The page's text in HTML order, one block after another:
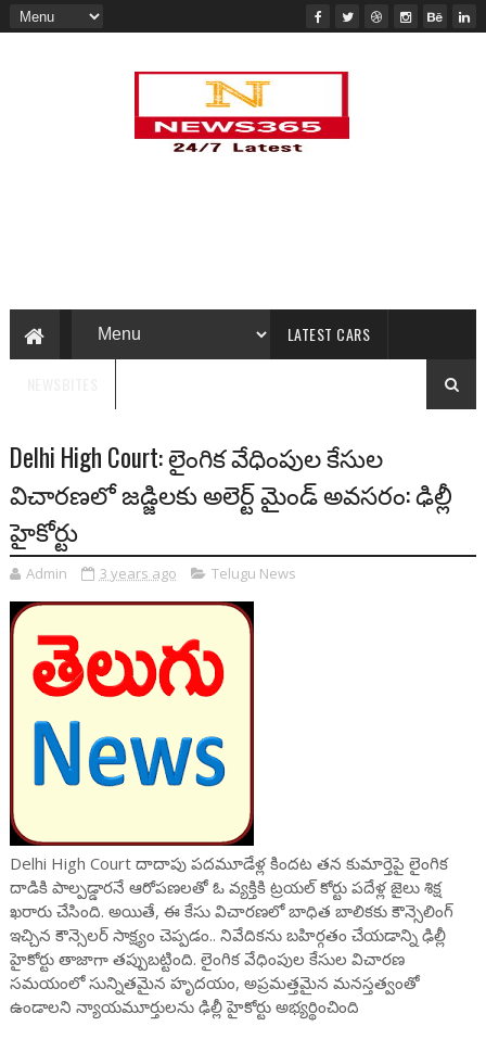
LATEST CARS
Delhi High Court: లైంగిక వేధింపుల కేసుల
విచారణలో జడ్జిలకు అలెర్ట్ మైండ్‌‌ అవసరం: ఢిల్లీ
హైకోర్టు
Admin 3 years ago Telugu News
Delhi High Court దాదాపు పదమూడేళ్ల కిందట తన కుమార్తెపై లైంగిక
దాడికి పాల్పడ్డారనే ఆరోపణలతో ఓ వ్యక్తికి ట్రయల్ కోర్టు పదేళ్ల జైలు శిక్ష
ఖరారు చేసింది. అయితే, ఈ కేసు విచారణలో బాధిత బాలికకు కౌన్సెలింగ్
ఇచ్చిన కౌన్సెలర్‌ సాక్ష్యం చెప్పడం.. నివేదికను బహిర్గతం చేయడాన్ని ఢిల్లీ
హైకోర్టు తాజాగా తప్పుబట్టింది. లైంగిక వేధింపుల కేసుల విచారణ
సమయంలో సున్నితమైన హృదయం, అప్రమత్తమైన మనస్తత్వంతో
ఉండాలని న్యాయమూర్తులను ఢిల్లీ హైకోర్టు అభ్యర్థించింది